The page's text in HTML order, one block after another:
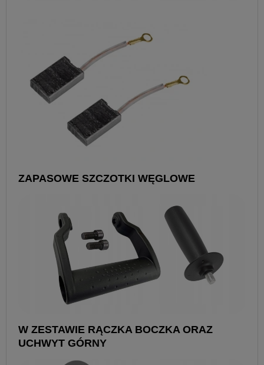
ZAPASOWE SZCZOTKI WĘGLOWE
W ZESTAWIE RĄCZKA BOCZKA ORAZ
UCHWYT GÓRNY